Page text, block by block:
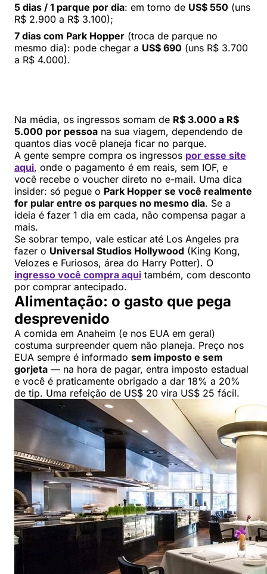
5 dias / 1 parque por dia: em torno de US$ 550 (uns
R$ 2.900 a R$ 3.100);
7 dias com Park Hopper (troca de parque no
mesmo dia): pode chegar a US$ 690 (uns R$ 3.700
a R$ 4.000).
Na média, os ingressos somam de R$ 3.000 a R$
5.000 por pessoa na sua viagem, dependendo de
quantos dias você planeja ficar no parque.
A gente sempre compra os ingressos por esse site
aqui, onde o pagamento é em reais, sem IOF, e
você recebe o voucher direto no e-mail. Uma dica
insider: só pegue o Park Hopper se você realmente
for pular entre os parques no mesmo dia. Se a
ideia é fazer 1 dia em cada, não compensa pagar a
mais.
Se sobrar tempo, vale esticar até Los Angeles pra
fazer o Universal Studios Hollywood (King Kong,
Velozes e Furiosos, área do Harry Potter). O
ingresso você compra aqui também, com desconto
por comprar antecipado.
Alimentação: o gasto que pega
desprevenido
A comida em Anaheim (e nos EUA em geral)
costuma surpreender quem não planeja. Preço nos
EUA sempre é informado sem imposto e sem
gorjeta — na hora de pagar, entra imposto estadual
e você é praticamente obrigado a dar 18% a 20%
de tip. Uma refeição de US$ 20 vira US$ 25 fácil.